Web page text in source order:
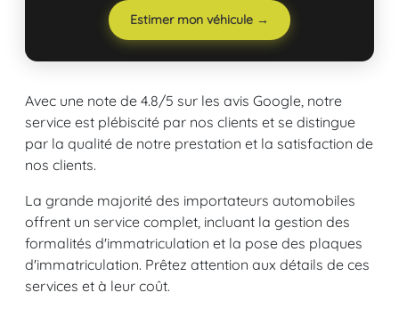
Estimer mon véhicule →
Avec une note de 4.8/5 sur les avis Google, notre
service est plébiscité par nos clients et se distingue
par la qualité de notre prestation et la satisfaction de
nos clients.
La grande majorité des importateurs automobiles
offrent un service complet, incluant la gestion des
formalités d'immatriculation et la pose des plaques
d'immatriculation. Prêtez attention aux détails de ces
services et à leur coût.